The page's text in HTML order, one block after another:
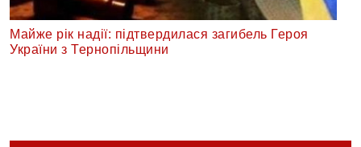
Майже рік надії: підтвердилася загибель Героя
України з Тернопільщини